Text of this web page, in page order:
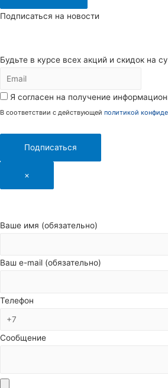
Подписаться на новости
Будьте в курсе всех акций и скидок на
Я согласен на получение
В соответствии с действующей политикой
Подписаться
×
Ваше имя (обязательно)
Ваш e-mail (обязательно)
Телефон
Сообщение